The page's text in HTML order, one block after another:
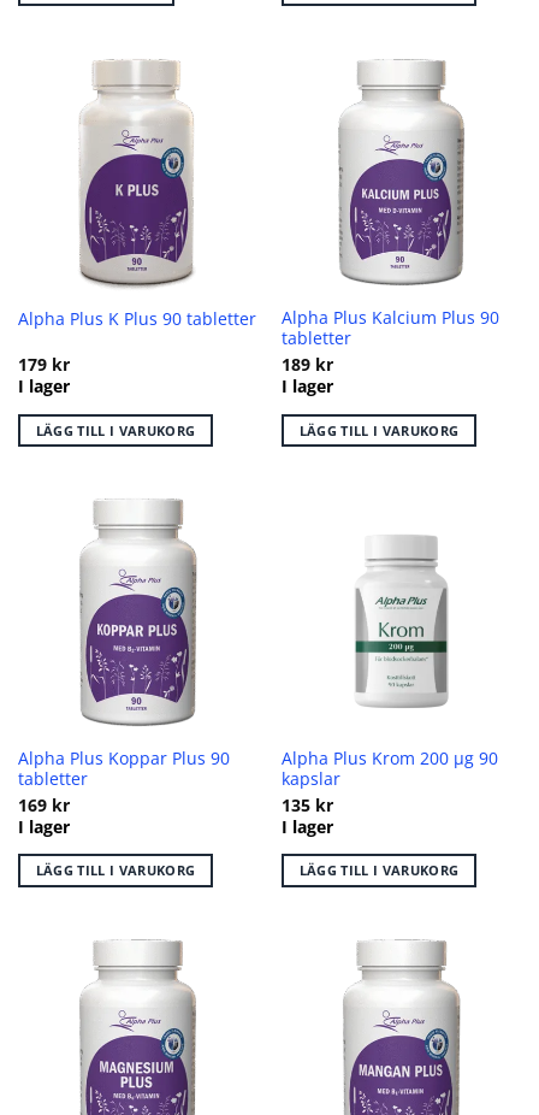
produkten
varianter.
alternativen
produktsidan
Alpha Plus K Plus 90 tabletter
179 kr
I lager
LÄGG TILL I VARUKORG
Alpha Plus Kalcium Plus 90
tabletter
189 kr
I lager
LÄGG TILL I VARUKORG
Alpha Plus Koppar Plus 90
tabletter
169 kr
I lager
LÄGG TILL I VARUKORG
Alpha Plus Krom 200 µg 90
kapslar
135 kr
I lager
LÄGG TILL I VARUKORG